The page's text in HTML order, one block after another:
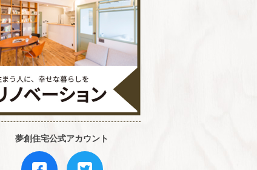
夢創住宅公式アカウント